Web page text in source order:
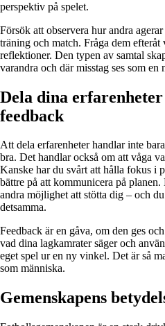
perspektiv på spelet.
Försök att observera hur andra
träning och match. Fråga dem efteråt
reflektioner. Den typen av samtal
varandra och där misstag ses som
Dela dina
feedback
Att dela erfarenheter handlar inte
bra. Det handlar också om att våga
Kanske har du svårt att hålla fokus i
bättre på att kommunicera på
andra möjlighet att stötta dig – och
detsamma.
Feedback är en gåva, om den ges
vad dina lagkamrater säger och
eget spel ur en ny vinkel. Det är så
som människa.
Gemenskapens